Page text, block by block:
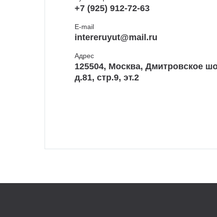
+7 (925) 912-72-63
E-mail
intereruyut@mail.ru
Адрес
125504, Москва, Дмитровское
д.81, стр.9, эт.2